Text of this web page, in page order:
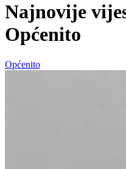
Najnovije
Općenito
Općenito